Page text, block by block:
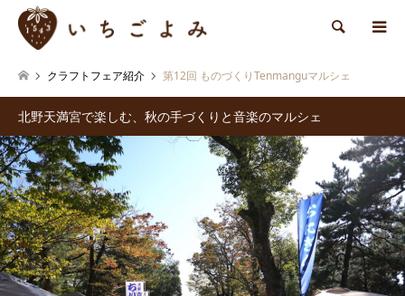
検索
クラフトフェア紹介 第12回 ものづくりTenmanguマルシェ
北野天満宮で楽しむ、秋の手づくりと音楽のマルシェ